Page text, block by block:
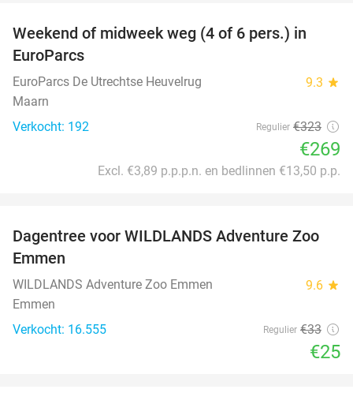
17%
Weekend of midweek weg (4 of 6 pers.) in
EuroParcs
EuroParcs De Utrechtse Heuvelrug 9.3 star
Maarn
Verkocht: 192
Regulier €323
€269
Excl. €3,89 p.p.p.n. en bedlinnen €13,50 p.p.
24%
Dagentree voor WILDLANDS Adventure Zoo
Emmen
WILDLANDS Adventure Zoo Emmen 9.6 star
Emmen
Verkocht: 16.555
Regulier €33
€25